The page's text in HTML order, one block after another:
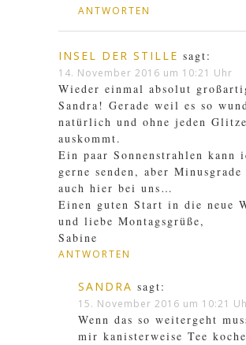
ANTWORTEN
INSEL DER STILLE sagt:
14. November 2016 um 10:21 Uhr
Wieder einmal absolut
Sandra! Gerade weil es so
natürlich und ohne jeden
auskommt.
Ein paar Sonnenstrahlen kann
gerne senden, aber
auch hier bei uns…
Einen guten Start in die neue
und liebe Montagsgrüße,
Sabine
ANTWORTEN
SANDRA sagt:
15. November 2016 um 10:21
Wenn das so weitergeht
mir kanisterweise Tee